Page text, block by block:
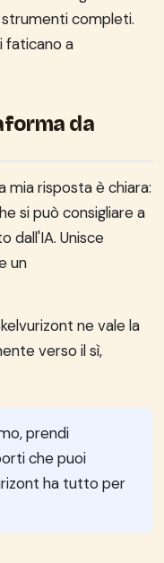
completi.
faticano a
da
mia risposta è chiara:
si può consigliare a
dall'IA. Unisce
un
ne vale la
verso il sì,
prendi
che puoi
ha tutto per